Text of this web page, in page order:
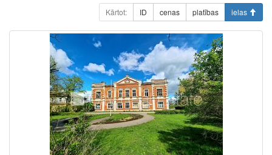
Kārtot: ID cenas platības ielas